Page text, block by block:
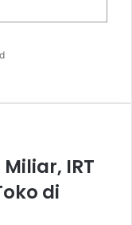
IRT
di